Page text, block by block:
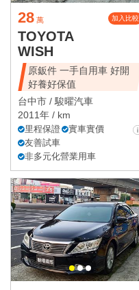
28 萬 加入比較
TOYOTA
WISH
原鈑件 一手自用車 好開
好養好保值
台中市 /駿曜汽車
2011年 / km
里程保證
實車實價
友善試車
非多元化營業用車